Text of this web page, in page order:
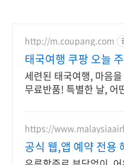
http://m.coupang.com
태국여행 쿠팡 오늘
세련된 태국여행, 마음
무료반품! 특별한 날, 어
https://
공식 웹,앱 예약 전용